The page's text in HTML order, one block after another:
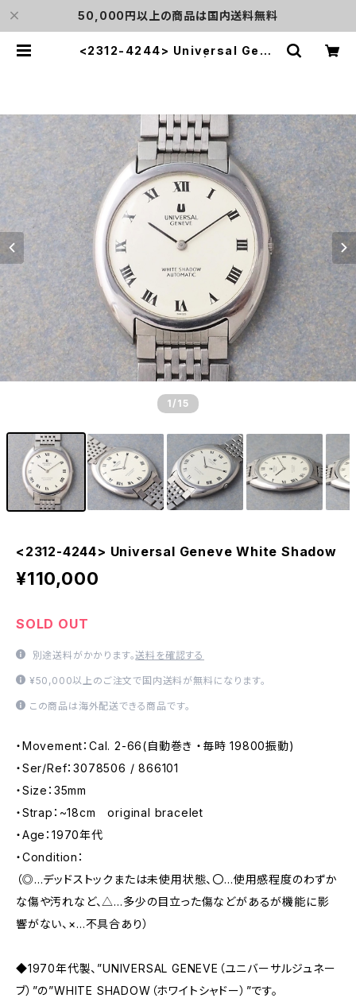
50,000円以上の商品は国内送料無料
<2312-4244> Universal Gene
1 /15
<2312-4244> Universal Geneve White Shadow
¥110,000
SOLD OUT
別途送料がかかります。送料を確認する
¥50,000以上のご注文で国内送料が無料になります。
この商品は海外配送できる商品です。
・Movement：Cal. 2-66(自動巻き ・毎時 19800振動)
・Ser/Ref：3078506 / 866101
・Size：35mm
・Strap：~18cm original bracelet
・Age：1970年代
・Condition：
（◎…デッドストックまたは未使用状態、〇…使用感程度のわずか
な傷や汚れなど、△…多少の目立った傷などがあるが機能に影
響がない、×…不具合あり）
◆1970年代製、”UNIVERSAL GENEVE（ユニバーサルジュネー
ブ）”の”WHITE SHADOW（ホワイトシャドー）”です。